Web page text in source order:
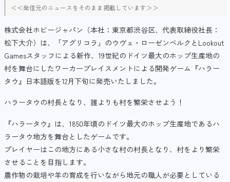
＜＜発信元のニュースをそのまま掲載しています＞＞
株式会社ホビージャパン（本社：東京都渋谷区、代表取締役社長：
松下大介）は、「アグリコラ」のウヴェ・ローゼンベルクとLookout
Gamesスタッフによる新作、19世紀のドイツ最大のホップ生産地の
村を舞台にしたワーカープレイスメントによる開発ゲーム『ハラー
タウ』日本語版を12月下旬に発売いたしました。
ハラータウの村長となり、誰よりも村を繁栄させよう！
『ハラータウ』は、1850年頃のドイツ最大のホップ生産地であるハ
ラータウ地方を舞台としたゲームです。
プレイヤーはこの地方にある小さな村の村長となり、村をより繁栄
させることを目指します。
農作物の栽培や羊の育成を行いながら地元の職人が必要としている